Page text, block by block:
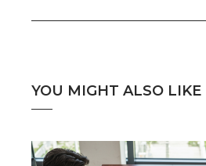
YOU MIGHT ALSO LIKE